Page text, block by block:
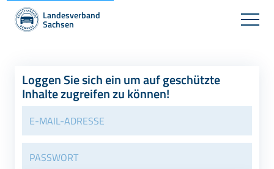
Landesverband
Sachsen
Loggen Sie sich ein um auf geschützte
Inhalte zugreifen zu können!